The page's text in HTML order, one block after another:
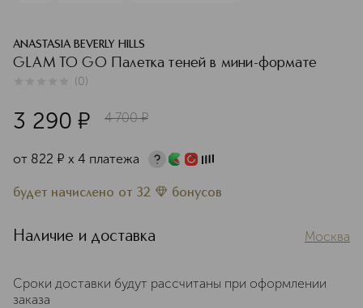
ANASTASIA BEVERLY HILLS
GLAM TO GO Палетка теней в мини-формате
(0)
3 290 ¤ 4 700 ¤
от 822 ¤ х 4 платежа
будет начислено от 32 бонусов
Наличие и доставка Москва
Сроки доставки будут рассчитаны при оформлении
заказа